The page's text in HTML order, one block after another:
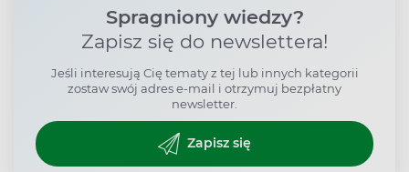
Spragniony wiedzy?
Zapisz się do newslettera!
Jeśli interesują Cię tematy z tej lub innych kategorii
zostaw swój adres e-mail i otrzymuj bezpłatny
newsletter.
Zapisz się